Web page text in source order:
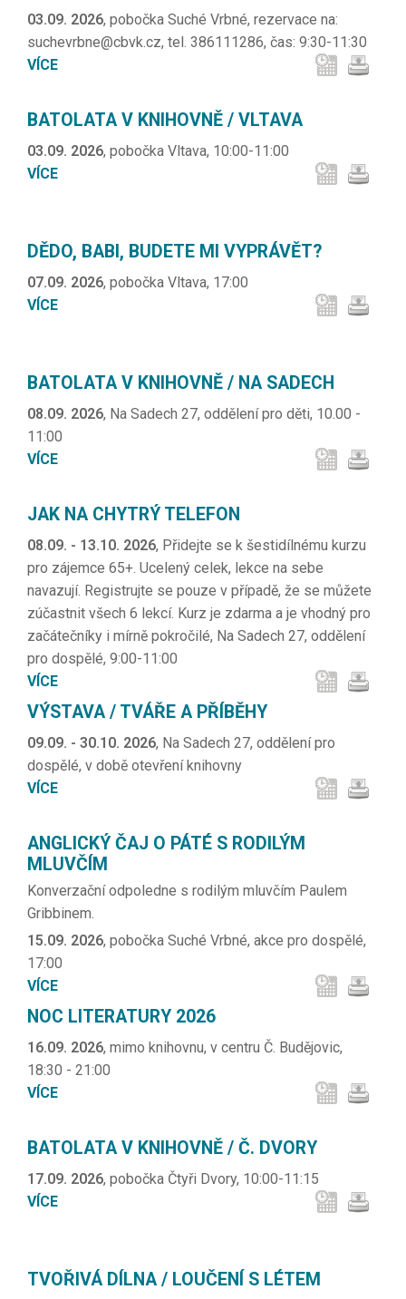
03.09. 2026, pobočka Suché Vrbné, rezervace na:
suchevrbne@cbvk.cz, tel. 386111286, čas: 9:30-11:30
VÍCE
BATOLATA V KNIHOVNĚ / VLTAVA
03.09. 2026, pobočka Vltava, 10:00-11:00
VÍCE
DĚDO, BABI, BUDETE MI VYPRÁVĚT?
07.09. 2026, pobočka Vltava, 17:00
VÍCE
BATOLATA V KNIHOVNĚ / NA SADECH
08.09. 2026, Na Sadech 27, oddělení pro děti, 10.00 -
11:00
VÍCE
JAK NA CHYTRÝ TELEFON
08.09. - 13.10. 2026, Přidejte se k šestidílnému kurzu
pro zájemce 65+. Ucelený celek, lekce na sebe
navazují. Registrujte se pouze v případě, že se můžete
zúčastnit všech 6 lekcí. Kurz je zdarma a je vhodný pro
začátečníky i mírně pokročilé, Na Sadech 27, oddělení
pro dospělé, 9:00-11:00
VÍCE
VÝSTAVA / TVÁŘE A PŘÍBĚHY
09.09. - 30.10. 2026, Na Sadech 27, oddělení pro
dospělé, v době otevření knihovny
VÍCE
ANGLICKÝ ČAJ O PÁTÉ S RODILÝM
MLUVČÍM
Konverzační odpoledne s rodilým mluvčím Paulem
Gribbinem.
15.09. 2026, pobočka Suché Vrbné, akce pro dospělé,
17:00
VÍCE
NOC LITERATURY 2026
16.09. 2026, mimo knihovnu, v centru Č. Budějovic,
18:30 - 21:00
VÍCE
BATOLATA V KNIHOVNĚ / Č. DVORY
17.09. 2026, pobočka Čtyři Dvory, 10:00-11:15
VÍCE
TVOŘIVÁ DÍLNA / LOUČENÍ S LÉTEM